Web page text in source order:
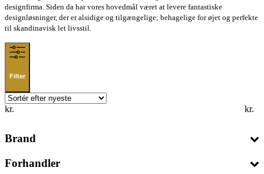
designfirma. Siden da har vores hovedmål været at levere fantastiske
designløsninger, der er alsidige og tilgængelige; behagelige for øjet og perfekte
til skandinavisk let livsstil.
Filter
kr. kr.
Brand
Forhandler